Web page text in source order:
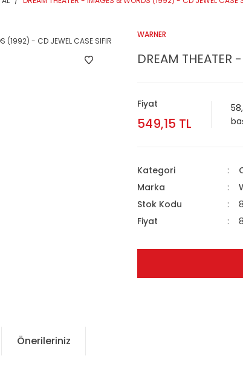
WARNER
DREAM
Fiyat
549,15 TL
Kategori
Marka
Stok Kodu
Fiyat
Önerileriniz